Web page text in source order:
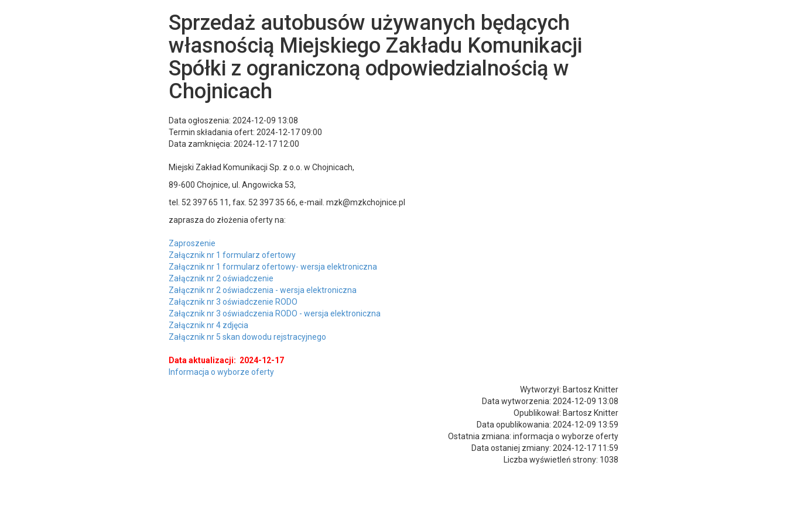
Sprzedaż autobusów używanych będących
własnością Miejskiego Zakładu Komunikacji
Spółki z ograniczoną odpowiedzialnością w
Chojnicach
Data ogłoszenia: 2024-12-09 13:08
Termin składania ofert: 2024-12-17 09:00
Data zamknięcia: 2024-12-17 12:00
Miejski Zakład Komunikacji Sp. z o.o. w Chojnicach,
89-600 Chojnice, ul. Angowicka 53,
tel. 52 397 65 11, fax. 52 397 35 66, e-mail. mzk@mzkchojnice.pl
zaprasza do złożenia oferty na:
Zaproszenie
Załącznik nr 1 formularz ofertowy
Załącznik nr 1 formularz ofertowy- wersja elektroniczna
Załącznik nr 2 oświadczenie
Załącznik nr 2 oświadczenia - wersja elektroniczna
Załącznik nr 3 oświadczenie RODO
Załącznik nr 3 oświadczenia RODO - wersja elektroniczna
Załącznik nr 4 zdjęcia
Załącznik nr 5 skan dowodu rejstracyjnego
Data aktualizacji: 2024-12-17
Informacja o wyborze oferty
Wytworzył: Bartosz Knitter
Data wytworzenia: 2024-12-09 13:08
Opublikował: Bartosz Knitter
Data opublikowania: 2024-12-09 13:59
Ostatnia zmiana: informacja o wyborze oferty
Data ostaniej zmiany: 2024-12-17 11:59
Liczba wyświetleń strony: 1038